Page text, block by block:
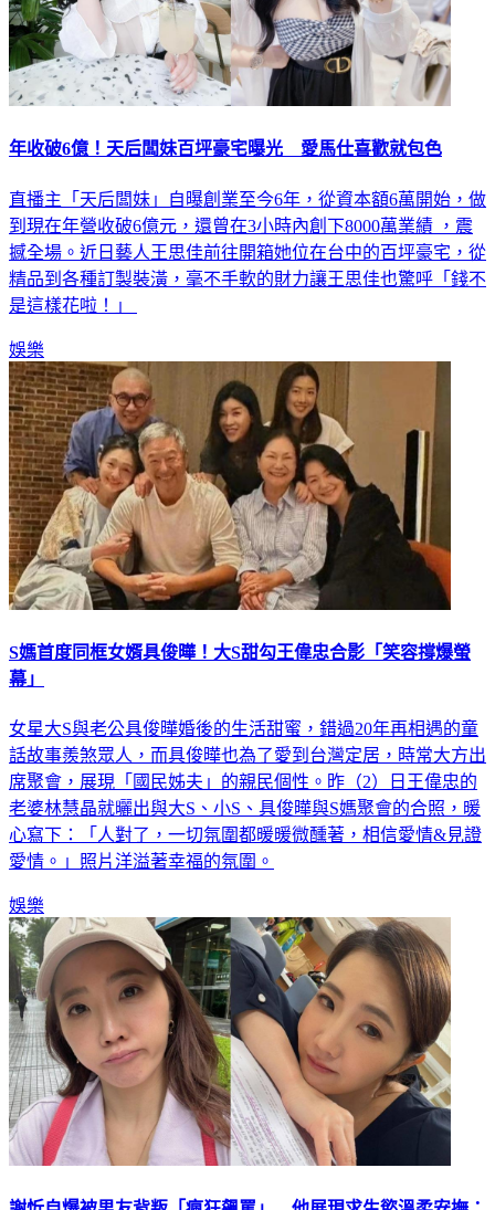
年收破6億！天后闆妹百坪豪宅曝光 愛馬仕喜歡就包色
直播主「天后闆妹」自曝創業至今6年，從資本額6萬開始，做
到現在年營收破6億元，還曾在3小時內創下8000萬業績 ，震
撼全場。近日藝人王思佳前往開箱她位在台中的百坪豪宅，從
精品到各種訂製裝潢，毫不手軟的財力讓王思佳也驚呼「錢不
是這樣花啦！」
娛樂
S媽首度同框女婿具俊曄！大S甜勾王偉忠合影「笑容撐爆螢
幕」
女星大S與老公具俊曄婚後的生活甜蜜，錯過20年再相遇的童
話故事羨煞眾人，而具俊曄也為了愛到台灣定居，時常大方出
席聚會，展現「國民姊夫」的親民個性。昨（2）日王偉忠的
老婆林慧晶就曬出與大S、小S、具俊曄與S媽聚會的合照，暖
心寫下：「人對了，一切氛圍都暖暖微醺著，相信愛情&見證
愛情。」照片洋溢著幸福的氛圍。
娛樂